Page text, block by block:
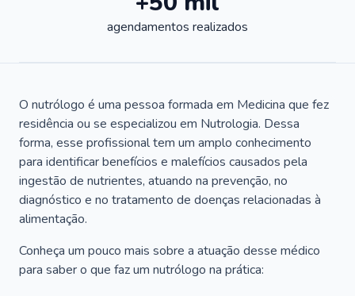
agendamentos realizados
O nutrólogo é uma pessoa formada em Medicina que fez
residência ou se especializou em Nutrologia. Dessa
forma, esse profissional tem um amplo conhecimento
para identificar benefícios e malefícios causados pela
ingestão de nutrientes, atuando na prevenção, no
diagnóstico e no tratamento de doenças relacionadas à
alimentação.
Conheça um pouco mais sobre a atuação desse médico
para saber o que faz um nutrólogo na prática: